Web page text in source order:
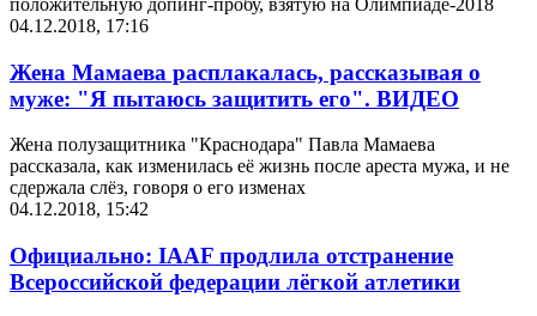
положительную допинг-пробу, взятую на Олимпиаде-2018
04.12.2018, 17:16
Жена Мамаева расплакалась, рассказывая о
муже: "Я пытаюсь защитить его". ВИДЕО
Жена полузащитника "Краснодара" Павла Мамаева
рассказала, как изменилась её жизнь после ареста мужа, и не
сдержала слёз, говоря о его изменах
04.12.2018, 15:42
Официально: IAAF продлила отстранение
Всероссийской федерации лёгкой атлетики